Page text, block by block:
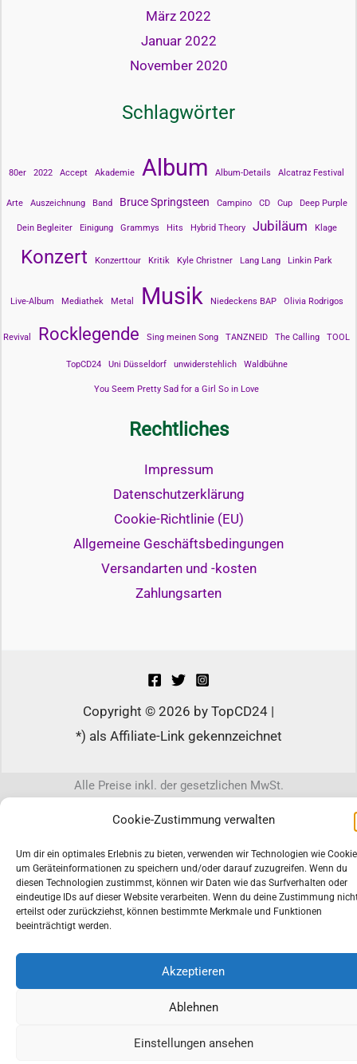
Cookie-Zustimmung verwalten
Um dir ein optimales Erlebnis zu bieten, verwenden wir Technologien wie
um Geräteinformationen zu speichern und/oder darauf zuzugreifen. Wenn du
diesen Technologien zustimmst, können wir Daten wie das Surfverhalten oder
eindeutige IDs auf dieser Website verarbeiten. Wenn du deine Zustimmung
erteilst oder zurückziehst, können bestimmte Merkmale und Funktionen
beeinträchtigt werden.
Akzeptieren
Ablehnen
Einstellungen ansehen
März 2022
Januar 2022
November 2020
Schlagwörter
80er 2022 Accept Akademie Album Album-Details Alcatraz Festival
Arte Auszeichnung Band Bruce Springsteen Campino CD Cup Deep Purple
Dein Begleiter Einigung Grammys Hits Hybrid Theory Jubiläum Klage
Konzert Konzerttour Kritik Kyle Christner Lang Lang Linkin Park
Live-Album Mediathek Metal Musik Niedeckens BAP Olivia Rodrigos
Revival Rocklegende Sing meinen Song TANZNEID The Calling TOOL
TopCD24 Uni Düsseldorf unwiderstehlich Waldbühne
You Seem Pretty Sad for a Girl So in Love
Rechtliches
Impressum
Datenschutzerklärung
Cookie-Richtlinie (EU)
Allgemeine Geschäftsbedingungen
Versandarten und -kosten
Zahlungsarten
Copyright © 2026 by TopCD24 |
*) als Affiliate-Link gekennzeichnet
Alle Preise inkl. der gesetzlichen MwSt.
Die durchgestrichenen Preise entsprechen dem bisherigen Preis in